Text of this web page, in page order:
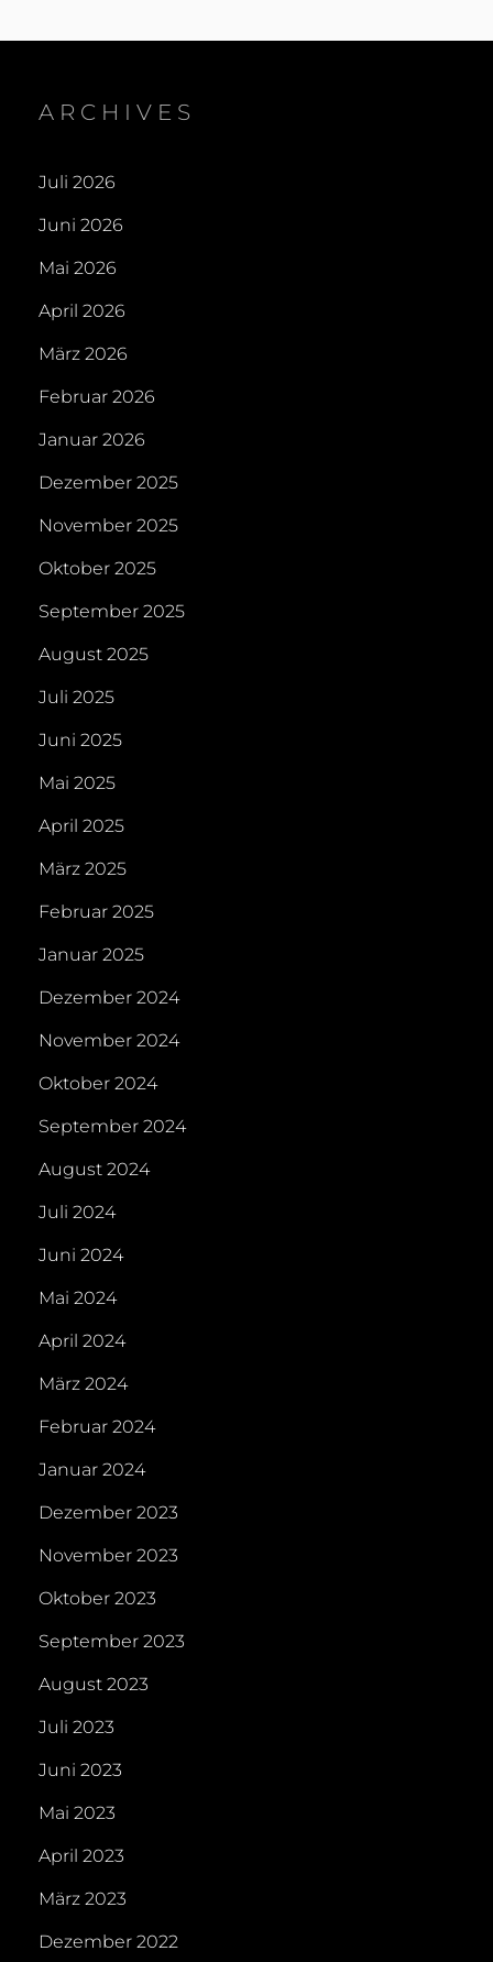
ARCHIVES
Juli 2026
Juni 2026
Mai 2026
April 2026
März 2026
Februar 2026
Januar 2026
Dezember 2025
November 2025
Oktober 2025
September 2025
August 2025
Juli 2025
Juni 2025
Mai 2025
April 2025
März 2025
Februar 2025
Januar 2025
Dezember 2024
November 2024
Oktober 2024
September 2024
August 2024
Juli 2024
Juni 2024
Mai 2024
April 2024
März 2024
Februar 2024
Januar 2024
Dezember 2023
November 2023
Oktober 2023
September 2023
August 2023
Juli 2023
Juni 2023
Mai 2023
April 2023
März 2023
Dezember 2022